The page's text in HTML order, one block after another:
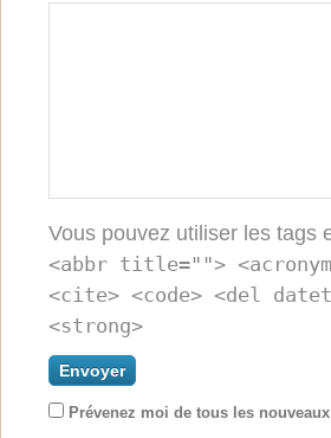
Vous pouvez utiliser les tags
<abbr title="">
<cite> <code> <del
<strong>
Prévenez moi de tous les